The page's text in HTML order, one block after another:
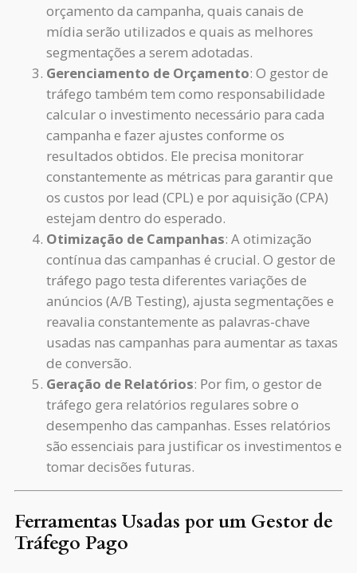
orçamento da campanha, quais canais de
mídia serão utilizados e quais as melhores
segmentações a serem adotadas.
Gerenciamento de Orçamento: O gestor de
tráfego também tem como responsabilidade
calcular o investimento necessário para cada
campanha e fazer ajustes conforme os
resultados obtidos. Ele precisa monitorar
constantemente as métricas para garantir que
os custos por lead (CPL) e por aquisição (CPA)
estejam dentro do esperado.
Otimização de Campanhas: A otimização
contínua das campanhas é crucial. O gestor de
tráfego pago testa diferentes variações de
anúncios (A/B Testing), ajusta segmentações e
reavalia constantemente as palavras-chave
usadas nas campanhas para aumentar as taxas
de conversão.
Geração de Relatórios: Por fim, o gestor de
tráfego gera relatórios regulares sobre o
desempenho das campanhas. Esses relatórios
são essenciais para justificar os investimentos e
tomar decisões futuras.
Ferramentas Usadas por um Gestor de
Tráfego Pago